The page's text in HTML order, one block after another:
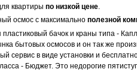
квартиры по низкой цене.
осмос с максимально полезной
бачок и краны типа -
бытовых осмосов и он так же
сервис в виде установки и
- Бюджет. Это недорогие